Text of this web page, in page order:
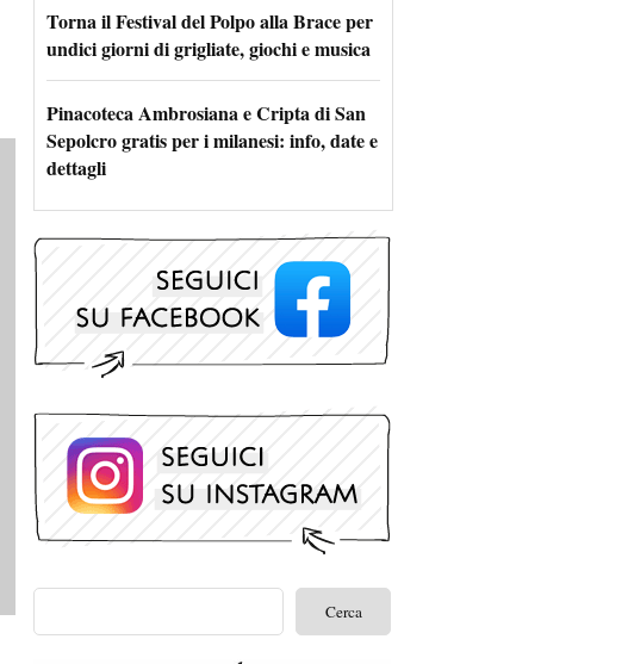
Torna il Festival del Polpo alla Brace per
undici giorni di grigliate, giochi e musica
Pinacoteca Ambrosiana e Cripta di San
Sepolcro gratis per i milanesi: info, date e
dettagli